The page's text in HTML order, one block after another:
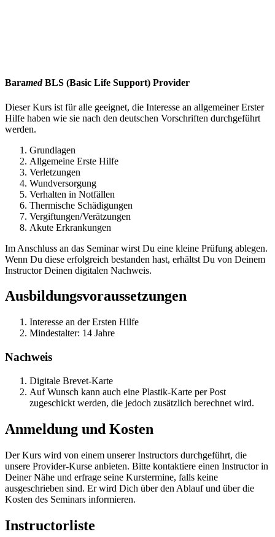
BaramedBLS (Basic Life Support) Provider
Dieser Kurs ist für alle geeignet, die Interesse an allgemeiner Erster
Hilfe haben wie sie nach den deutschen Vorschriften durchgeführt
werden.
Grundlagen
Allgemeine Erste Hilfe
Verletzungen
Wundversorgung
Verhalten in Notfällen
Thermische Schädigungen
Vergiftungen/Verätzungen
Akute Erkrankungen
Im Anschluss an das Seminar wirst Du eine kleine Prüfung ablegen.
Wenn Du diese erfolgreich bestanden hast, erhältst Du von Deinem
Instructor Deinen digitalen Nachweis.
Ausbildungsvoraussetzungen
Interesse an der Ersten Hilfe
Mindestalter: 14 Jahre
Nachweis
Digitale Brevet-Karte
Auf Wunsch kann auch eine Plastik-Karte per Post
zugeschickt werden, die jedoch zusätzlich berechnet wird.
Anmeldung und Kosten
Der Kurs wird von einem unserer Instructors durchgeführt, die
unsere Provider-Kurse anbieten. Bitte kontaktiere einen Instructor in
Deiner Nähe und erfrage seine Kurstermine, falls keine
ausgeschrieben sind. Er wird Dich über den Ablauf und über die
Kosten des Seminars informieren.
Instructorliste